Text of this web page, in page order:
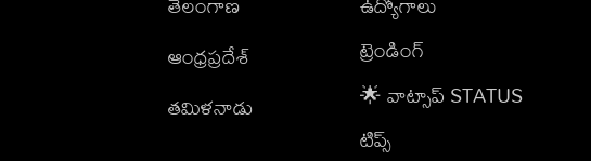
ఆంధ్రప్రదేశ్
తమిళనాడు
ట్రెండింగ్
🌟 వాట్సాప్ STATUS
టిప్స్